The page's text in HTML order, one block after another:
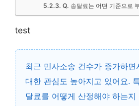
Q. 송달료는 어떤 기준으로
test
최근 민사소송 건수가 증가하면
대한 관심도 높아지고 있어요.
달료를 어떻게 산정해야 하는지